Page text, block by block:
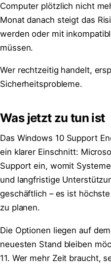
Computer plötzlich nicht
Monat danach steigt das
werden oder mit
müssen.
Wer rechtzeitig handelt,
Sicherheitsprobleme.
Was jetzt zu tun ist
Das Windows 10 Support
ein klarer Einschnitt:
Support ein, womit
und langfristige
geschäftlich – es ist
zu planen.
Die Optionen liegen auf
neuesten Stand bleiben
11. Wer mehr Zeit braucht,